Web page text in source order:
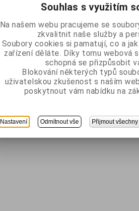
Souhlas s využitím
Na našem webu pracujeme se
zkvalitnit naše služby a
Soubory cookies si pamatují, co a
zařízení děláte. Díky tomu webová
schopná se přizpůsobit
Blokování některých typů
uživatelskou zkušenost s naším
poskytnout vám nabídku na
Nastavení Odmítnout vše Přijmout